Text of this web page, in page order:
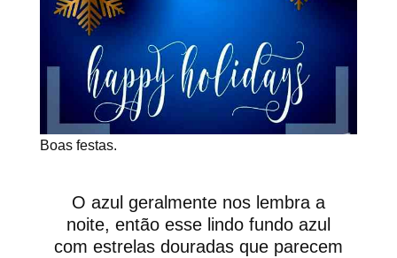
Boas festas.
O azul geralmente nos lembra a
noite, então esse lindo fundo azul
com estrelas douradas que parecem